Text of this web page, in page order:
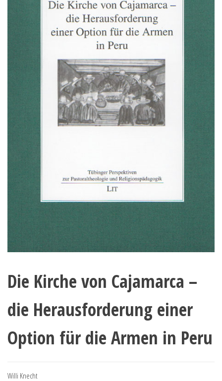
Die Kirche von Cajamarca –
die Herausforderung einer
Option für die Armen in Peru
Willi Knecht